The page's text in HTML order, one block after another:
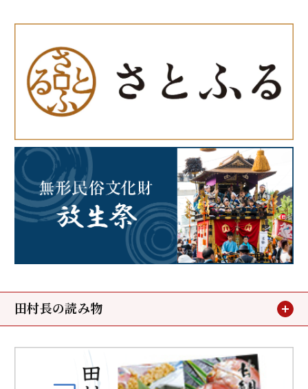
田村長の読み物
お客様の声
メディア掲載